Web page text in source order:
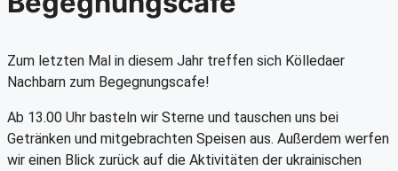
Zum letzten Mal in diesem Jahr treffen sich Kölledaer
Nachbarn zum Begegnungscafe!
Ab 13.00 Uhr basteln wir Sterne und tauschen uns bei
Getränken und mitgebrachten Speisen aus. Außerdem werfen
wir einen Blick zurück auf die Aktivitäten der ukrainischen